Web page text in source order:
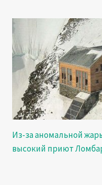
Из-за аномальной
высокий приют